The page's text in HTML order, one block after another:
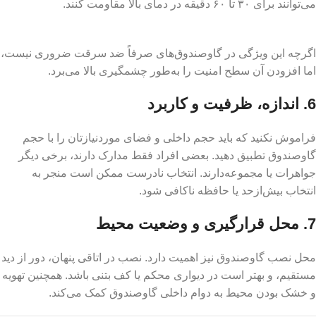
می‌توانند برای ۳۰ تا ۶۰ دقیقه در دمای بالا مقاومت کنند.
اگرچه این ویژگی در گاوصندوق‌های صرفاً ضد سرقت ضروری نیست،
اما افزودن آن سطح امنیت را به‌طور چشمگیری بالا می‌برد.
6. اندازه، ظرفیت و کاربرد
فراموش نکنید که باید حجم داخلی و فضای موردنیازتان را با حجم
گاوصندوق تطبیق دهید. بعضی افراد فقط مدارک دارند، برخی دیگر
جواهرات یا مجموعه‌دارند. انتخاب نادرست ممکن است منجر به
انتخاب بیش‌ازحد یا حافظه ناکافی شود.
7. محل قرارگیری و وضعیت محیط
محل نصب گاوصندوق نیز اهمیت دارد. نصب در اتاقی پنهان، دور از دید
مستقیم، و بهتر است در دیواری محکم یا کف بتنی باشد. همچنین تهویه
و خشک بودن محیط به دوام داخلی گاوصندوق کمک می‌کند.